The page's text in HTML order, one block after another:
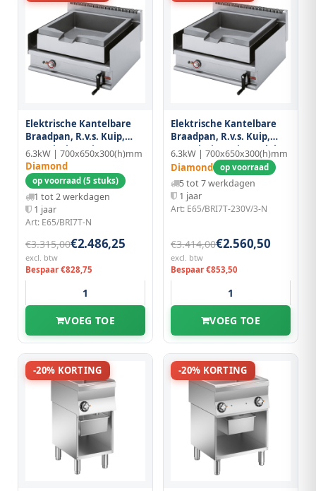
Elektrische Kantelbare
Braadpan, R.v.s. Kuip,
Capaciteit 30 Liter
6.3kW | 700x650x300(h)mm
Diamond
op voorraad (5 stuks)
1 tot 2 werkdagen
1 jaar
Art: E65/BRI7T-N
€3.315,00€2.486,25
excl. btw
Bespaar €828,75
VOEG TOE
Elektrische Kantelbare
Braadpan, R.v.s. Kuip,
Capaciteit 30 Liter "alpha
650"
6.3kW | 700x650x300(h)mm
Diamond op voorraad
5 tot 7 werkdagen
1 jaar
Art: E65/BRI7T-230V/3-N
€3.414,00€2.560,50
excl. btw
Bespaar €853,50
VOEG TOE
-20% KORTING -20% KORTING